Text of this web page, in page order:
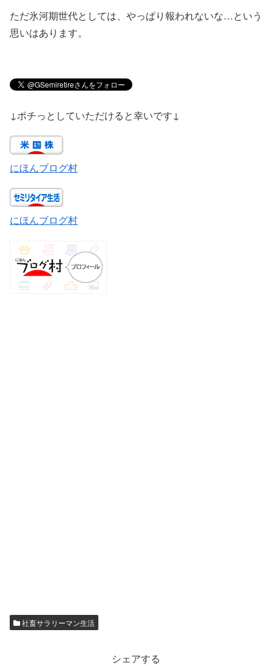
ただ氷河期世代としては、やっぱり報われないな…という
思いはあります。
↓ポチっとしていただけると幸いです↓
にほんブログ村
にほんブログ村
社畜サラリーマン生活
シェアする